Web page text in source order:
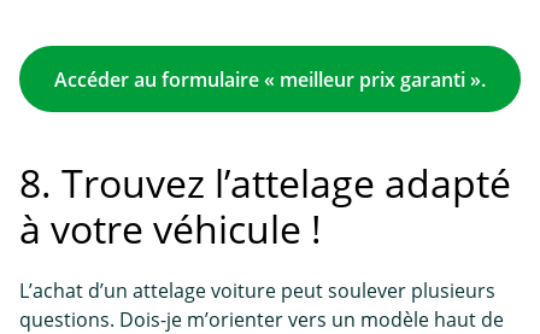
Accéder au formulaire « meilleur prix garanti ».
8. Trouvez l’attelage adapté
à votre véhicule !
L’achat d’un attelage voiture peut soulever plusieurs
questions. Dois-je m’orienter vers un modèle haut de